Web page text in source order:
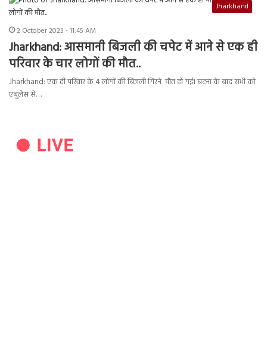
Jharkhand
2 October 2023 - 11:45 AM
Jharkhand: आसमानी बिजली की चपेट में आने से एक ही
परिवार के चार लोगों की मौत..
Jharkhand: एक ही परिवार के 4 लोगों की बिजली गिरने मौत हो गई। घटना के बाद सभी को
एंबुलेंस से…